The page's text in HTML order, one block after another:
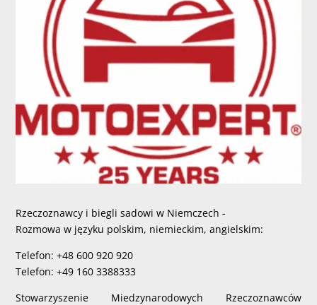
Rzeczoznawcy i biegli sadowi w Niemczech -
Rozmowa w języku polskim, niemieckim, angielskim:
Telefon: +48 600 920 920
Telefon: +49 160 3388333
Stowarzyszenie Miedzynarodowych Rzeczoznawców